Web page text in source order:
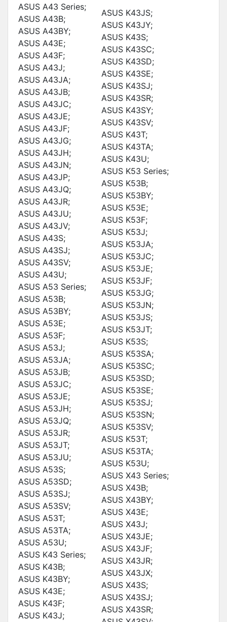
ASUS A43 Series;
ASUS A43B;
ASUS A43BY;
ASUS A43E;
ASUS A43F;
ASUS A43J;
ASUS A43JA;
ASUS A43JB;
ASUS A43JC;
ASUS A43JE;
ASUS A43JF;
ASUS A43JG;
ASUS A43JH;
ASUS A43JN;
ASUS A43JP;
ASUS A43JQ;
ASUS A43JR;
ASUS A43JU;
ASUS A43JV;
ASUS A43S;
ASUS A43SJ;
ASUS A43SV;
ASUS A43U;
ASUS A53 Series;
ASUS A53B;
ASUS A53BY;
ASUS A53E;
ASUS A53F;
ASUS A53J;
ASUS A53JA;
ASUS A53JB;
ASUS A53JC;
ASUS A53JE;
ASUS A53JH;
ASUS A53JQ;
ASUS A53JR;
ASUS A53JT;
ASUS A53JU;
ASUS A53S;
ASUS A53SD;
ASUS A53SJ;
ASUS A53SV;
ASUS A53T;
ASUS A53TA;
ASUS A53U;
ASUS K43 Series;
ASUS K43B;
ASUS K43BY;
ASUS K43E;
ASUS K43F;
ASUS K43J;
ASUS K43JS;
ASUS K43JY;
ASUS K43S;
ASUS K43SC;
ASUS K43SD;
ASUS K43SE;
ASUS K43SJ;
ASUS K43SR;
ASUS K43SY;
ASUS K43SV;
ASUS K43T;
ASUS K43TA;
ASUS K43U;
ASUS K53 Series;
ASUS K53B;
ASUS K53BY;
ASUS K53E;
ASUS K53F;
ASUS K53J;
ASUS K53JA;
ASUS K53JC;
ASUS K53JE;
ASUS K53JF;
ASUS K53JG;
ASUS K53JN;
ASUS K53JS;
ASUS K53JT;
ASUS K53S;
ASUS K53SA;
ASUS K53SC;
ASUS K53SD;
ASUS K53SE;
ASUS K53SJ;
ASUS K53SN;
ASUS K53SV;
ASUS K53T;
ASUS K53TA;
ASUS K53U;
ASUS X43 Series;
ASUS X43B;
ASUS X43BY;
ASUS X43E;
ASUS X43J;
ASUS X43JE;
ASUS X43JF;
ASUS X43JR;
ASUS X43JX;
ASUS X43S;
ASUS X43SJ;
ASUS X43SR;